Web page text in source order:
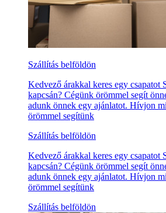
Szállítás belföldön
Kedvező árakkal keres egy csapatot
kapcsán? Cégünk örömmel segít
adunk önnek egy ajánlatot. Hívjon
örömmel segítünk
Szállítás belföldön
Kedvező árakkal keres egy csapatot
kapcsán? Cégünk örömmel segít
adunk önnek egy ajánlatot. Hívjon
örömmel segítünk
Szállítás belföldön